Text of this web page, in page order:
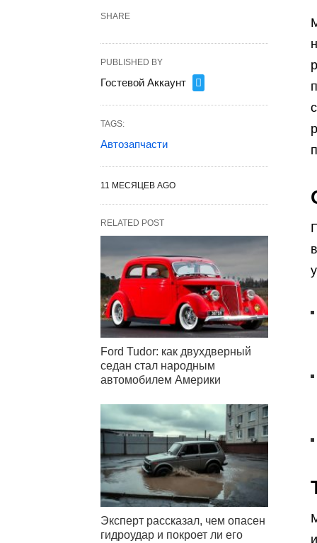
SHARE
PUBLISHED BY
Гостевой Аккаунт
TAGS:
Автозапчасти
11 МЕСЯЦЕВ AGO
RELATED POST
Ford Tudor: как двухдверный
седан стал народным
автомобилем Америки
Эксперт рассказал, чем опасен
гидроудар и покроет ли его